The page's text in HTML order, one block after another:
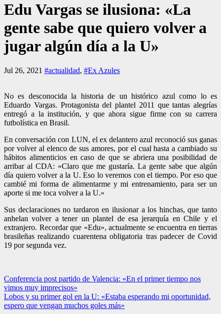
Edu Vargas se ilusiona: «La
gente sabe que quiero volver a
jugar algún día a la U»
Jul 26, 2021 #actualidad, #Ex Azules
No es desconocida la historia de un histórico azul como lo es
Eduardo Vargas. Protagonista del plantel 2011 que tantas alegrías
entregó a la institución, y que ahora sigue firme con su carrera
futbolística en Brasil.
En conversación con LUN, el ex delantero azul reconoció sus ganas
por volver al elenco de sus amores, por el cual hasta a cambiado su
hábitos alimenticios en caso de que se abriera una posibilidad de
arribar al CDA: «Claro que me gustaría. La gente sabe que algún
día quiero volver a la U. Eso lo veremos con el tiempo. Por eso que
cambié mi forma de alimentarme y mi entrenamiento, para ser un
aporte si me toca volver a la U.»
Sus declaraciones no tardaron en ilusionar a los hinchas, que tanto
anhelan volver a tener un plantel de esa jerarquía en Chile y el
extranjero. Recordar que «Edu», actualmente se encuentra en tierras
brasileñas realizando cuarentena obligatoria tras padecer de Covid
19 por segunda vez.
Navegación
de
entradas
Conferencia post partido de Valencia: «En el primer tiempo nos
vimos muy imprecisos»
Lobos y su primer gol en la U: «Estaba esperando mi oportunidad,
espero que vengan muchos goles más»